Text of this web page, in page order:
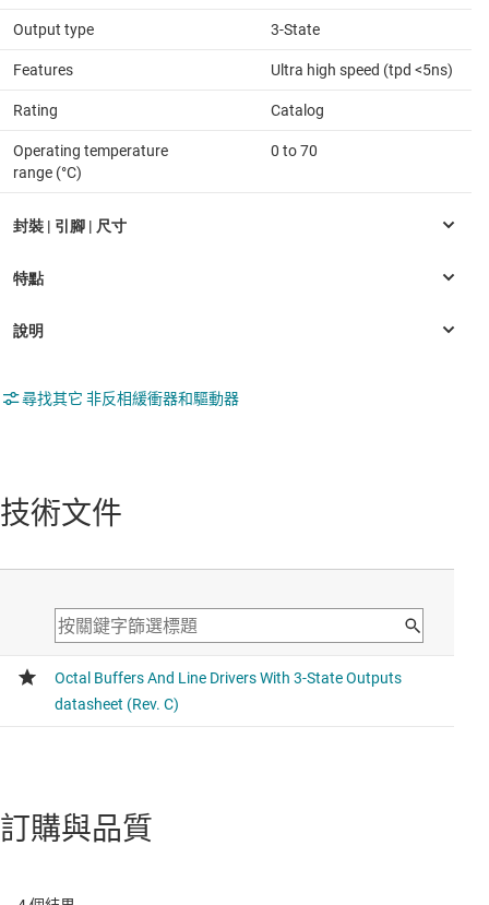
Output type 3-State
Features Ultra high speed (tpd <5ns)
Rating Catalog
Operating temperature
range (°C)
0 to 70
尋找其它 非反相緩衝器和驅動器
技術文件
訂購與品質